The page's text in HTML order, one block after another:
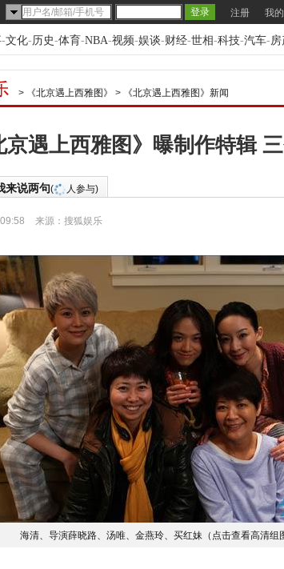
注册 我
-文化-历史-体育-NBA-视频-娱谈-财经-世相-科技-汽车-房
> 《北京遇上西雅图》 > 《北京遇上西雅图》新闻
京遇上西雅图》曝制作特辑
来说两句( 人参与)
来源： 搜狐娱乐
海清、导演薛晓路、汤唯、金燕玲、买红妹（点击查看高清组